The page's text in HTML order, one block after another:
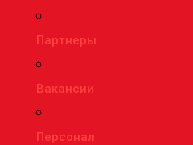
Партнеры
Вакансии
Персонал